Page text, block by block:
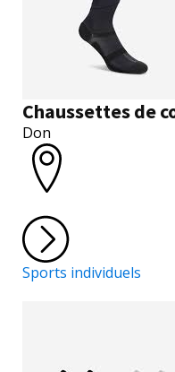
Chaussettes de
Don
Sports individuels